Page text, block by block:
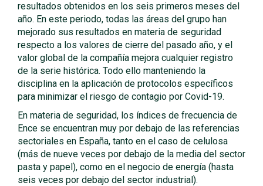
resultados obtenidos en los seis primeros meses del
año. En este periodo, todas las áreas del grupo han
mejorado sus resultados en materia de seguridad
respecto a los valores de cierre del pasado año, y el
valor global de la compañía mejora cualquier registro
de la serie histórica. Todo ello manteniendo la
disciplina en la aplicación de protocolos específicos
para minimizar el riesgo de contagio por Covid-19.
En materia de seguridad, los índices de frecuencia de
Ence se encuentran muy por debajo de las referencias
sectoriales en España, tanto en el caso de celulosa
(más de nueve veces por debajo de la media del sector
pasta y papel), como en el negocio de energía (hasta
seis veces por debajo del sector industrial).